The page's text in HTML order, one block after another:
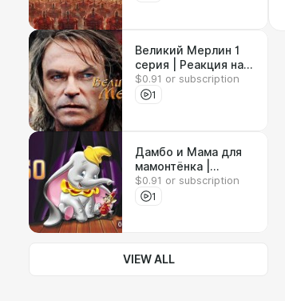
Великий Мерлин 1
серия | Реакция на
сериал
$0.91 or subscription
1
Дамбо и Мама для
мамонтёнка |
Реакция на
мультфильмы
$0.91 or subscription
1
VIEW ALL